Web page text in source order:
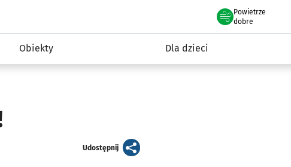
i rekreacja
Powietrze
we Wrocławiu
dobre
Obiekty Dla dzieci
Udostępnijartykuł